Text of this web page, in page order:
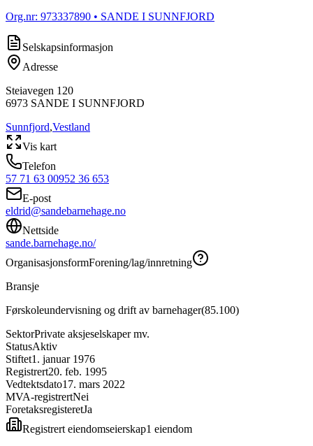
Org.nr: 973337890 • SANDE I SUNNFJORD
Selskapsinformasjon
Adresse
Steiavegen 120
6973 SANDE I SUNNFJORD
Sunnfjord,Vestland
Vis kart
Telefon
57 71 63 00952 36 653
E-post
eldrid@sandebarnehage.no
Nettside
sande.barnehage.no/
OrganisasjonsformForening/lag/innretning
Bransje
Førskoleundervisning og drift av barnehager(85.100)
SektorPrivate aksjeselskaper mv.
StatusAktiv
Stiftet1. januar 1976
Registrert20. feb. 1995
Vedtektsdato17. mars 2022
MVA-registrertNei
ForetaksregisteretJa
Registrert eiendomseierskap1 eiendom